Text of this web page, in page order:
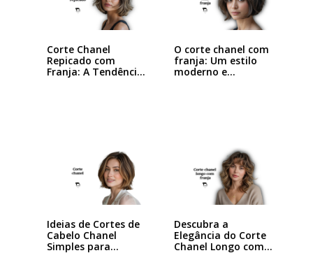
Corte Chanel
Repicado com
Franja: A Tendência
O corte chanel com
franja: Um estilo
moderno e…
Ideias de Cortes de
Cabelo Chanel
Simples para…
Descubra a
Elegância do Corte
Chanel Longo com…